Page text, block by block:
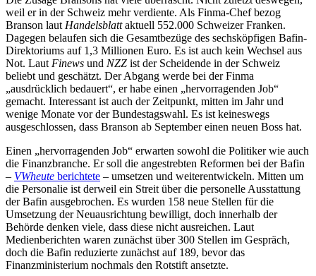
weil er in der Schweiz mehr verdiente. Als Finma-Chef bezog
Branson laut Handelsblattaktuell 552.000 Schweizer Franken.
Dagegen belaufen sich die Gesamtbezüge des sechsköpfigen Bafin-
Direktoriums auf 1,3 Millionen Euro. Es ist auch kein Wechsel aus
Not. Laut Finews und NZZ ist der Scheidende in der Schweiz
beliebt und geschätzt. Der Abgang werde bei der Finma
„ausdrücklich bedauert“, er habe einen „hervorragenden Job“
gemacht. Interessant ist auch der Zeitpunkt, mitten im Jahr und
wenige Monate vor der Bundestagswahl. Es ist keineswegs
ausgeschlossen, dass Branson ab September einen neuen Boss hat.
Einen „hervorragenden Job“ erwarten sowohl die Politiker wie auch
die Finanzbranche. Er soll die angestrebten Reformen bei der Bafin
– VWheute berichtete – umsetzen und weiterentwickeln. Mitten um
die Personalie ist derweil ein Streit über die personelle Ausstattung
der Bafin ausgebrochen. Es wurden 158 neue Stellen für die
Umsetzung der Neuausrichtung bewilligt, doch innerhalb der
Behörde denken viele, dass diese nicht ausreichen. Laut
Medienberichten waren zunächst über 300 Stellen im Gespräch,
doch die Bafin reduzierte zunächst auf 189, bevor das
Finanzministerium nochmals den Rotstift ansetzte.